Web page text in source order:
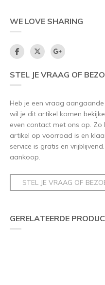
WE LOVE SHARING
STEL JE VRAAG OF
Heb je een vraag
wil je dit artikel komen
even contact met ons op.
artikel op voorraad is en
service is gratis en
aankoop.
STEL JE VRAAG OF
GERELATEERDE